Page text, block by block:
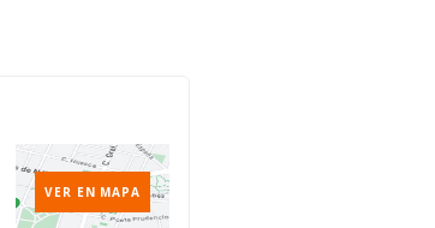
VER EN MAPA